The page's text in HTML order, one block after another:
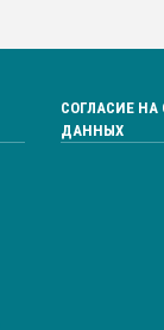
СОГЛАСИЕ
ДАННЫХ